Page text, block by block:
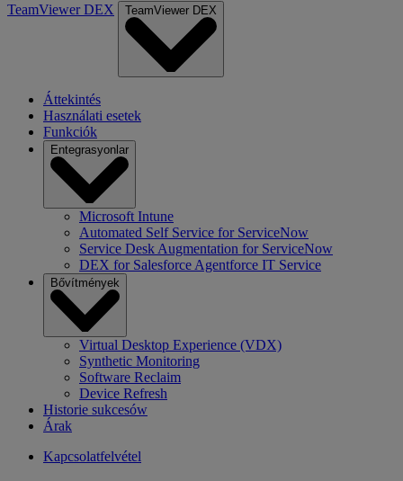
TeamViewer DEX TeamViewer DEX
Áttekintés
Használati esetek
Funkciók
Entegrasyonlar
Microsoft Intune
Automated Self Service for ServiceNow
Service Desk Augmentation for ServiceNow
DEX for Salesforce Agentforce IT Service
Bővítmények
Virtual Desktop Experience (VDX)
Synthetic Monitoring
Software Reclaim
Device Refresh
Historie sukcesów
Árak
Kapcsolatfelvétel